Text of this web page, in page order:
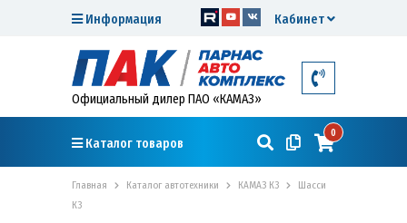
Кабинет
Информация
Официальный дилер ПАО «КАМАЗ»
Каталог товаров
0
Главная Каталог автотехники КАМАЗ К3
Шасси
К3